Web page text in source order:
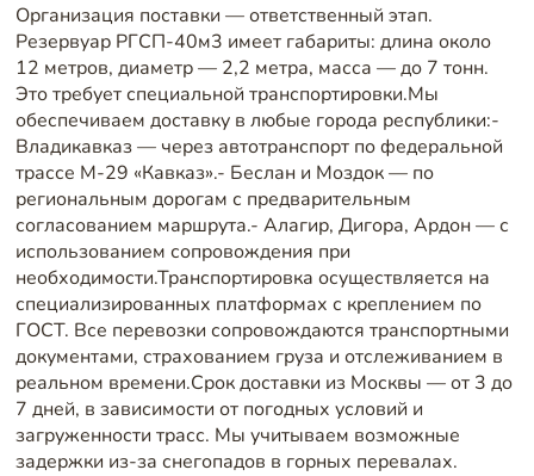
Организация поставки — ответственный этап.
Резервуар РГСП-40м3 имеет габариты: длина около
12 метров, диаметр — 2,2 метра, масса — до 7 тонн.
Это требует специальной транспортировки.Мы
обеспечиваем доставку в любые города республики:-
Владикавказ — через автотранспорт по федеральной
трассе М-29 «Кавказ».- Беслан и Моздок — по
региональным дорогам с предварительным
согласованием маршрута.- Алагир, Дигора, Ардон — с
использованием сопровождения при
необходимости.Транспортировка осуществляется на
специализированных платформах с креплением по
ГОСТ. Все перевозки сопровождаются транспортными
документами, страхованием груза и отслеживанием в
реальном времени.Срок доставки из Москвы — от 3 до
7 дней, в зависимости от погодных условий и
загруженности трасс. Мы учитываем возможные
задержки из-за снегопадов в горных перевалах.